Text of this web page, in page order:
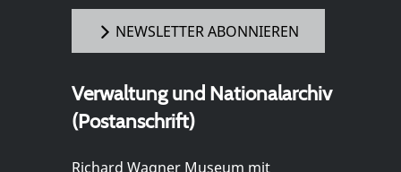
NEWSLETTER ABONNIEREN
Verwaltung und Nationalarchiv
(Postanschrift)
Richard Wagner Museum mit